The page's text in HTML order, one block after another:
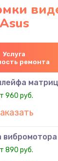
Asus
Услуга
ремонта
960 руб.
вибромотора
890 руб.